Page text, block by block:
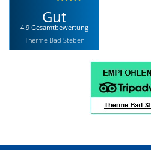
Gut
4.9 Gesamtbewertung
Therme Bad Steben